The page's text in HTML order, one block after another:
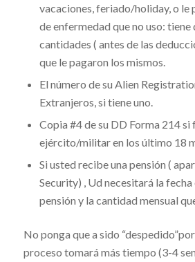
vacaciones, feriado/holiday, o le
de enfermedad que no uso: tiene
cantidades ( antes de las
que le pagaron los mismos.
El número de su Alien
Extranjeros, si tiene uno.
Copia #4 de su DD Forma 214 si
ejército/militar en los último 18
Si usted recibe una pensión (
Security) , Ud necesitará la fecha
pensión y la cantidad mensual
No ponga que a sido
proceso tomará más tiempo (3-4